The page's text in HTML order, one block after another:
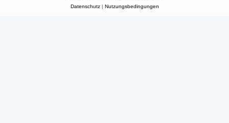
Datenschutz| Nutzungsbedingungen